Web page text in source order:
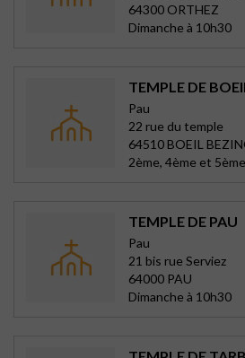
64300 ORTHEZ
Dimanche à 10h30
TEMPLE DE
Pau
22 rue du temple
64510 BOEIL
2ème, 4ème et
TEMPLE DE PAU
Pau
21 bis rue Serviez
64000 PAU
Dimanche à 10h30